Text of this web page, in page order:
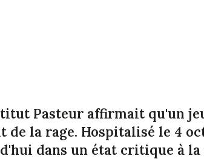
Pasteur affirmait qu'un
de la rage. Hospitalisé le 4
dans un état critique à